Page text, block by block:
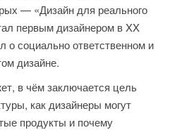
— «Дизайн для реального
первым дизайнером в XX
о социально ответственном и
дизайне.
в чём заключается цель
как дизайнеры могут
продукты и почему